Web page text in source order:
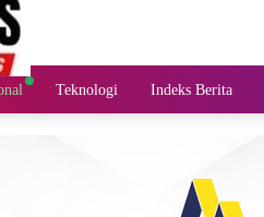
Teknologi Indeks Berita